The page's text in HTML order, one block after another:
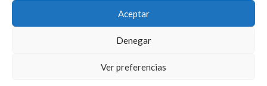
Aceptar
Denegar
Ver preferencias
Política de Cookies